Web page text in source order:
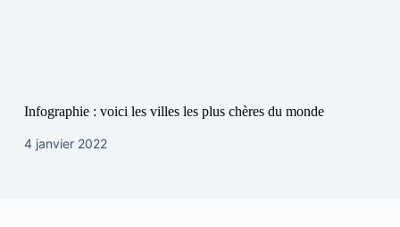
Infographie : voici les villes les plus chères du monde
4 janvier 2022